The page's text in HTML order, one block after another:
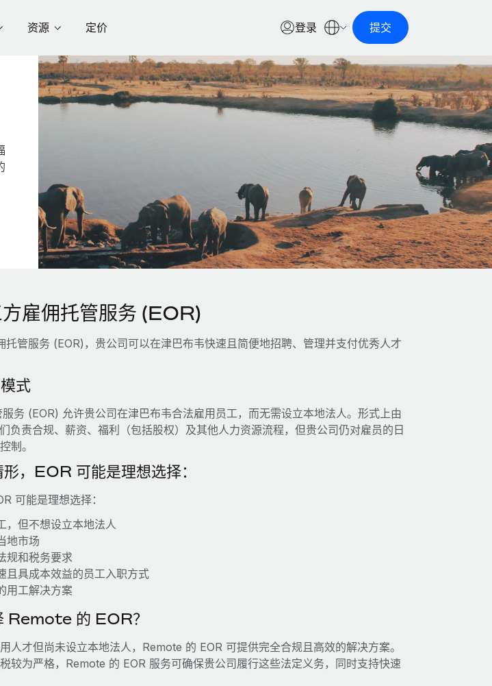
资源 定价 登录 提交
雇佣托管服务 (EOR)
管服务 (EOR)，贵公司可以在津巴布韦快速且简便地招聘、管理并支付优秀人才
式
务 (EOR) 允许贵公司在津巴布韦合法雇用员工，而无需设立本地法人。形式上由
负责合规、薪资、福利（包括股权）及其他人力资源流程，但贵公司仍对雇员的日
制。
，EOR 可能是理想选择：
可能是理想选择：
，但不想设立本地法人
地市场
规和税务要求
且具成本效益的员工入职方式
用工解决方案
Remote 的 EOR？
人才但尚未设立本地法人，Remote 的 EOR 可提供完全合规且高效的解决方案。
较为严格，Remote 的 EOR 服务可确保贵公司履行这些法定义务，同时支持快速